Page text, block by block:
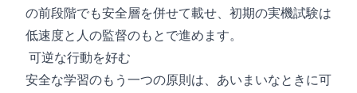
の前段階でも安全層を併せて載せ、初期の実機試験は
低速度と人の監督のもとで進めます。
可逆な行動を好む
安全な学習のもう一つの原則は、あいまいなときに可